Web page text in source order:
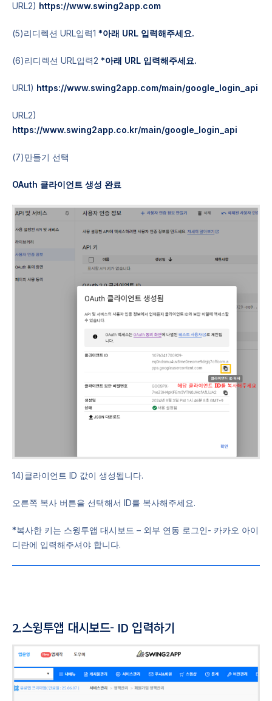
URL2) https://www.swing2app.com
(5)리디렉션 URL입력1 *아래 URL 입력해주세요.
(6)리디렉션 URL입력2 *아래 URL 입력해주세요.
URL1) https://www.swing2app.com/main/google_login_api
URL2)
https://www.swing2app.co.kr/main/google_login_api
(7)만들기 선택
OAuth 클라이언트 생성 완료
14)클라이언트 ID 값이 생성됩니다.
오른쪽 복사 버튼을 선택해서 ID를 복사해주세요.
*복사한 키는 스윙투앱 대시보드 – 외부 연동 로그인- 카카오 아이
디란에 입력해주셔야 합니다.
2.스윙투앱 대시보드- ID 입력하기